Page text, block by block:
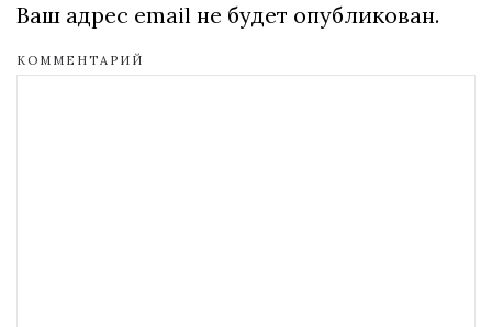
Ваш адрес email не будет опубликован.
КОММЕНТАРИЙ